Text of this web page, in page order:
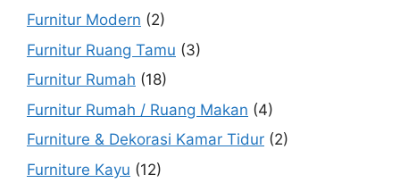
Furnitur Modern (2)
Furnitur Ruang Tamu (3)
Furnitur Rumah (18)
Furnitur Rumah / Ruang Makan (4)
Furniture & Dekorasi Kamar Tidur (2)
Furniture Kayu (12)